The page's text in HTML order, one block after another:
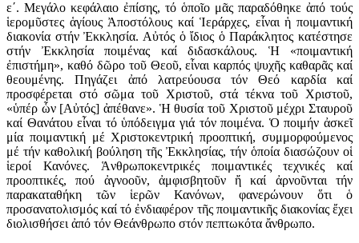
ε΄. Μεγάλο κεφάλαιο ἐπίσης, τό ὁποῖο μᾶς παραδόθηκε ἀπό τούς
ἱερομῦστες ἁγίους Ἀποστόλους καί Ἱεράρχες, εἶναι ἡ ποιμαντική
διακονία στήν Ἐκκλησία. Αὐτός ὁ ἴδιος ὁ Παράκλητος κατέστησε
στήν Ἐκκλησία ποιμένας καί διδασκάλους. Ἡ «ποιμαντική
ἐπιστήμη», καθό δῶρο τοῦ Θεοῦ, εἶναι καρπός ψυχῆς καθαρᾶς καί
θεουμένης. Πηγάζει ἀπό λατρεύουσα τόν Θεό καρδία καί
προσφέρεται στό σῶμα τοῦ Χριστοῦ, στά τέκνα τοῦ Χριστοῦ,
«ὑπέρ ὧν [Αὐτός] ἀπέθανε». Ἡ θυσία τοῦ Χριστοῦ μέχρι Σταυροῦ
καί Θανάτου εἶναι τό ὑπόδειγμα γιά τόν ποιμένα. Ὁ ποιμήν ἀσκεῖ
μία ποιμαντική μέ Χριστοκεντρική προοπτική, συμμορφούμενος
μέ τήν καθολική βούληση τῆς Ἐκκλησίας, τήν ὁποία διασώζουν οἱ
ἱεροί Κανόνες. Ἁνθρωποκεντρικές ποιμαντικές τεχνικές καί
προοπτικές, πού ἀγνοοῦν, ἀμφισβητοῦν ἤ καί ἀρνοῦνται τήν
παρακαταθήκη τῶν ἱερῶν Κανόνων, φανερώνουν ὅτι ὁ
προσανατολισμός καί τό ἐνδιαφέρον τῆς ποιμαντικῆς διακονίας ἔχει
διολισθήσει ἀπό τόν Θεάνθρωπο στόν πεπτωκότα ἄνθρωπο.